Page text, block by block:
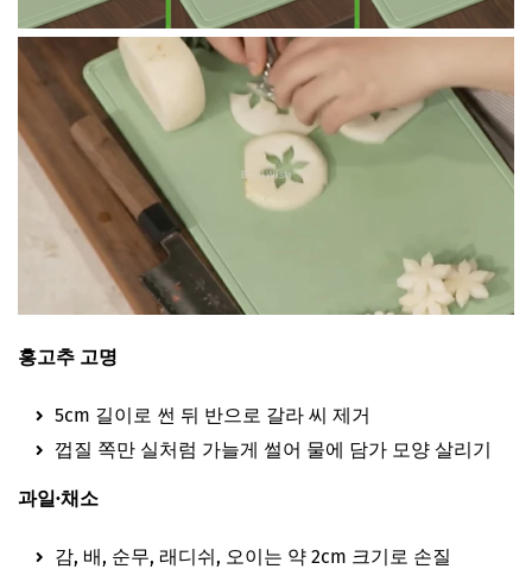
홍고추 고명
5cm 길이로 썬 뒤 반으로 갈라 씨 제거
껍질 쪽만 실처럼 가늘게 썰어 물에 담가 모양 살리기
과일·채소
감, 배, 순무, 래디쉬, 오이는 약 2cm 크기로 손질